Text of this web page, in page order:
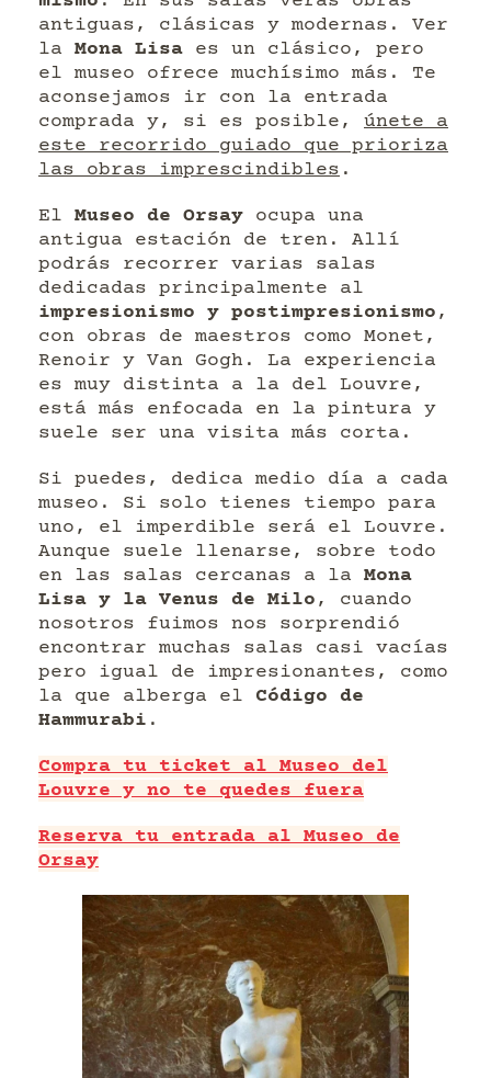
antiguas, clásicas y modernas. Ver
la Mona Lisa es un clásico, pero
el museo ofrece muchísimo más. Te
aconsejamos ir con la entrada
comprada y, si es posible, únete a
este recorrido guiado que prioriza
las obras imprescindibles .
El Museo de Orsay ocupa una
antigua estación de tren. Allí
podrás recorrer varias salas
dedicadas principalmente al
impresionismo y postimpresionismo ,
con obras de maestros como Monet,
Renoir y Van Gogh. La experiencia
es muy distinta a la del Louvre,
está más enfocada en la pintura y
suele ser una visita más corta.
Si puedes, dedica medio día a cada
museo. Si solo tienes tiempo para
uno, el imperdible será el Louvre.
Aunque suele llenarse, sobre todo
en las salas cercanas a la Mona
Lisa y la Venus de Milo , cuando
nosotros fuimos nos sorprendió
encontrar muchas salas casi vacías
pero igual de impresionantes, como
la que alberga el Código de
Hammurabi .
Compra tu ticket al Museo del
Louvre y no te quedes fuera
Reserva tu entrada al Museo de
Orsay